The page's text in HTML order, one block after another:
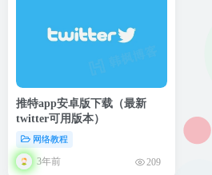
推特app安卓版下载（最新
twitter可用版本）
网络教程
3年前 209